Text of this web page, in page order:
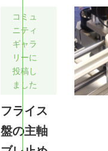
コミュ
ニティ
ギャラ
リーに
投稿し
ました
フライス
盤の主軸